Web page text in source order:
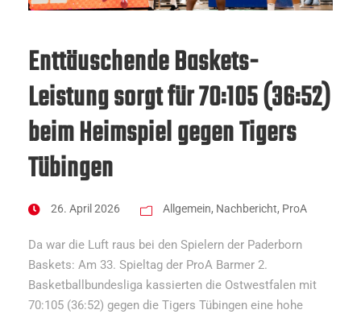
Enttäuschende Baskets-
Leistung sorgt für 70:105 (36:52)
beim Heimspiel gegen Tigers
Tübingen
26. April 2026 Allgemein, Nachbericht, ProA
Da war die Luft raus bei den Spielern der Paderborn
Baskets: Am 33. Spieltag der ProA Barmer 2.
Basketballbundesliga kassierten die Ostwestfalen mit
70:105 (36:52) gegen die Tigers Tübingen eine hohe